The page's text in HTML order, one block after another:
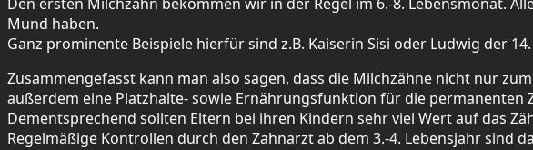
Mund haben.
Ganz prominente Beispiele hierfür sind z.B. Kaiserin Sisi oder Ludwig der
Zusammengefasst kann man also sagen, dass die Milchzähne nicht nur
außerdem eine Platzhalte- sowie Ernährungsfunktion für die permanenten
Dementsprechend sollten Eltern bei ihren Kindern sehr viel Wert auf das
Regelmäßige Kontrollen durch den Zahnarzt ab dem 3.-4. Lebensjahr sind